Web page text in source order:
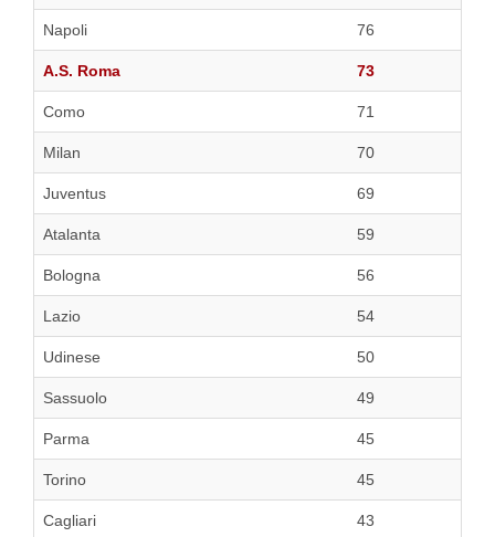
Napoli 76
A.S. Roma 73
Como 71
Milan 70
Juventus 69
Atalanta 59
Bologna 56
Lazio 54
Udinese 50
Sassuolo 49
Parma 45
Torino 45
Cagliari 43